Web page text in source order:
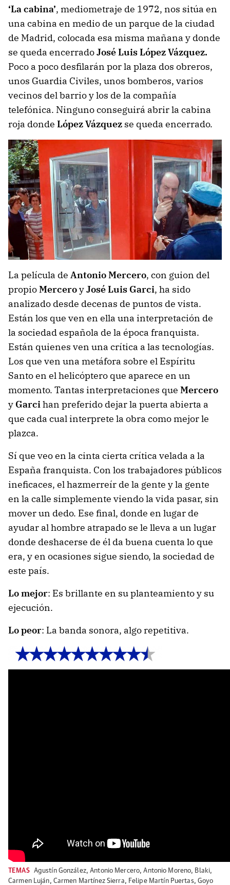
‘La cabina’, mediometraje de 1972, nos sitúa en
una cabina en medio de un parque de la ciudad
de Madrid, colocada esa misma mañana y donde
se queda encerradoJosé Luis López Vázquez.
Poco a poco desfilarán por la plaza dos obreros,
unos Guardia Civiles, unos bomberos, varios
vecinos del barrio y los de la compañía
telefónica. Ninguno conseguirá abrir la cabina
roja donde López Vázquez se queda encerrado.
La película de Antonio Mercero, con guion del
propioMerceroyJosé Luis Garci, ha sido
analizado desde decenas de puntos de vista.
Están los que ven en ella una interpretación de
la sociedad española de la época franquista.
Están quienes ven una crítica a las tecnologías.
Los que ven una metáfora sobre el Espíritu
Santo en el helicóptero que aparece en un
momento. Tantas interpretaciones que Mercero
y Garcihan preferido dejar la puerta abierta a
que cada cual interprete la obra como mejor le
plazca.
Sí que veo en la cinta cierta crítica velada a la
España franquista. Con los trabajadores públicos
ineficaces, el hazmerreír de la gente y la gente
en la calle simplemente viendo la vida pasar, sin
mover un dedo. Ese final, donde en lugar de
ayudar al hombre atrapado se le lleva a un lugar
donde deshacerse de él da buena cuenta lo que
era, y en ocasiones sigue siendo, la sociedad de
este país.
Lo mejor: Es brillante en su planteamiento y su
ejecución.
Lo peor: La banda sonora, algo repetitiva.
TEMAS Agustín González,Antonio Mercero,Antonio Moreno, Blaki,
Carmen Luján, Carmen Martínez Sierra, Felipe Martín Puertas, Goyo